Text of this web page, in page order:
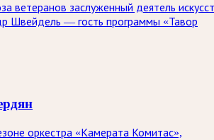
ветеранов заслуженный деятель
Швейдель — гость программы «Тавор
оркестра «Камерата Комитас»,